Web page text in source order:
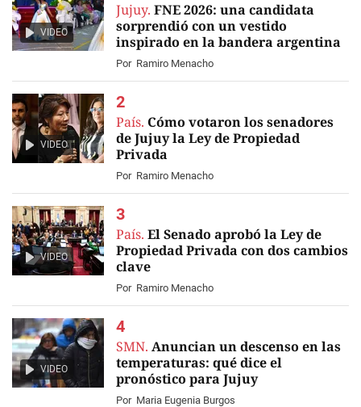
VIDEO
Jujuy. FNE 2026: una candidata
sorprendió con un vestido
inspirado en la bandera argentina
Por Ramiro Menacho
VIDEO
País. Cómo votaron los senadores
de Jujuy la Ley de Propiedad
Privada
Por Ramiro Menacho
VIDEO
País. El Senado aprobó la Ley de
Propiedad Privada con dos cambios
clave
Por Ramiro Menacho
VIDEO
SMN. Anuncian un descenso en las
temperaturas: qué dice el
pronóstico para Jujuy
Por Maria Eugenia Burgos